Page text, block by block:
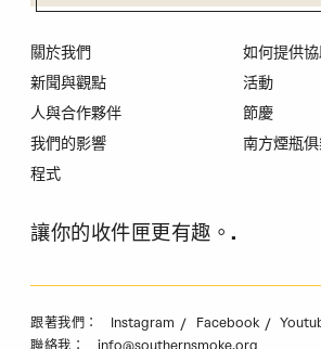
關於我們
新聞與觀點
人與合作夥伴
我們的影響
程式
如何提供
活動
節慶
南方煙瓶
讓你的收件匣更有趣。.
驗證碼
跟著我們： Instagram Facebook
info@southernsmoke.org